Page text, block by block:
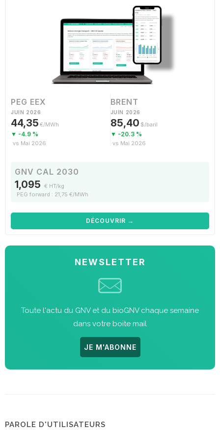
PEG EEX
JUIN 2026
44,35 €/MWh
▼ -4.9 %
vs Mai 2026
BRENT
JUIN 2026
85,40 $/baril
▼ -20.3 %
vs Mai 2026
GNV CAL 2030
1,095 € HT/kg
PEG forward : 21,75 €/MWh
DÉCOUVRIR →
NEWSLETTER
Toute l'actu du GNV et du bioGNV chaque semaine
dans votre boite mail
JE M'ABONNE
PAROLE D'UTILISATEURS